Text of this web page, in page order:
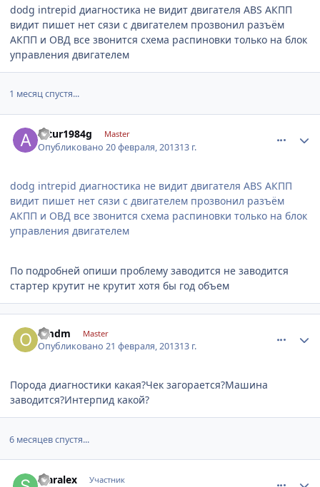
dodg intrepid диагностика не видит двигателя ABS АКПП
видит пишет нет сязи с двигателем прозвонил разъём
АКПП и ОВД все звонится схема распиновки только на блок
управления двигателем
1 месяц спустя...
artur1984g Master
Опубликовано20 февраля, 201313 г.
dodg intrepid диагностика не видит двигателя ABS АКПП
видит пишет нет сязи с двигателем прозвонил разъём
АКПП и ОВД все звонится схема распиновки только на блок
управления двигателем
По подробней опиши проблему заводится не заводится
стартер крутит не крутит хотя бы год объем
omdm Master
Опубликовано21 февраля, 201313 г.
Порода диагностики какая?Чек загорается?Машина
заводится?Интерпид какой?
6 месяцев спустя...
staralex Участник